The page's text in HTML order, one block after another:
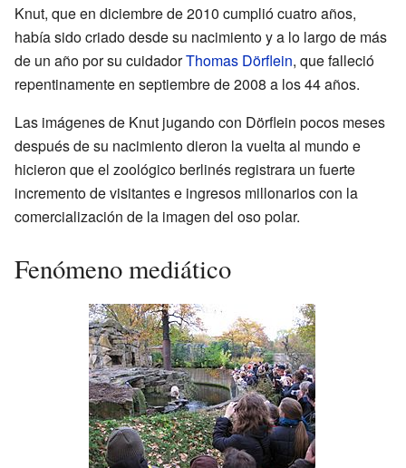
Knut, que en diciembre de 2010 cumplió cuatro años,
había sido criado desde su nacimiento y a lo largo de más
de un año por su cuidadorThomas Dörflein, que falleció
repentinamente en septiembre de 2008 a los 44 años.
Las imágenes de Knut jugando con Dörflein pocos meses
después de su nacimiento dieron la vuelta al mundo e
hicieron que el zoológico berlinés registrara un fuerte
incremento de visitantes e ingresos millonarios con la
comercialización de la imagen del oso polar.
Fenómeno mediático